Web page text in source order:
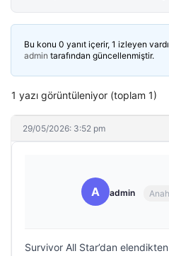
Bu konu 0 yanıt içerir, 1 izleyen
admin tarafından güncellenmiştir.
1 yazı görüntüleniyor (toplam 1)
29/05/2026: 3:52 pm
A admin
Survivor All Star’dan